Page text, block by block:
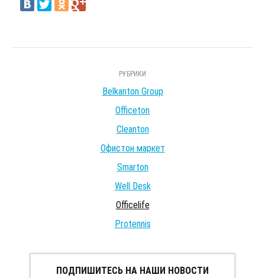
РУБРИКИ
Belkanton Group
Officeton
Cleanton
Офистон маркет
Smarton
Well Desk
Officelife
Protennis
ПОДПИШИТЕСЬ НА НАШИ НОВОСТИ